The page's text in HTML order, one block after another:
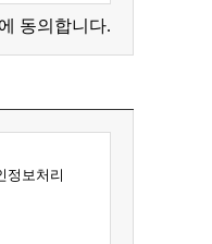
동의합니다.